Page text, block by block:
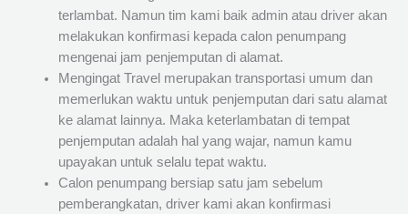
terlambat. Namun tim kami baik admin atau driver akan
melakukan konfirmasi kepada calon penumpang
mengenai jam penjemputan di alamat.
Mengingat Travel merupakan transportasi umum dan
memerlukan waktu untuk penjemputan dari satu alamat
ke alamat lainnya. Maka keterlambatan di tempat
penjemputan adalah hal yang wajar, namun kamu
upayakan untuk selalu tepat waktu.
Calon penumpang bersiap satu jam sebelum
pemberangkatan, driver kami akan konfirmasi